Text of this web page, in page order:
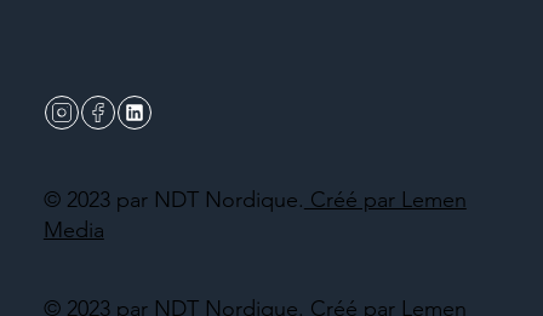
© 2023 par NDT Nordique. Créé par Lemen
© 2023 par NDT Nordique. Créé par Lemen
Media